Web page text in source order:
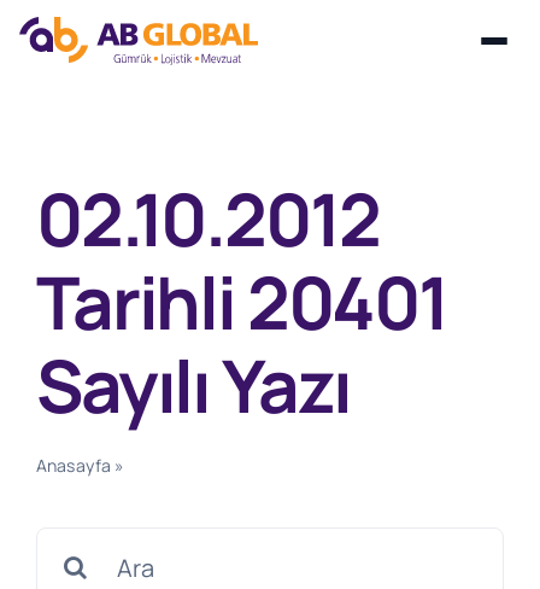
02.10.2012
Tarihli 20401
Sayılı Yazı
Anasayfa »